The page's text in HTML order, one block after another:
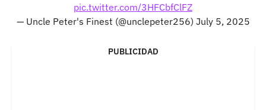
pic.twitter.com/3HFCbfClFZ
— Uncle Peter's Finest (@unclepeter256) July 5, 2025
PUBLICIDAD